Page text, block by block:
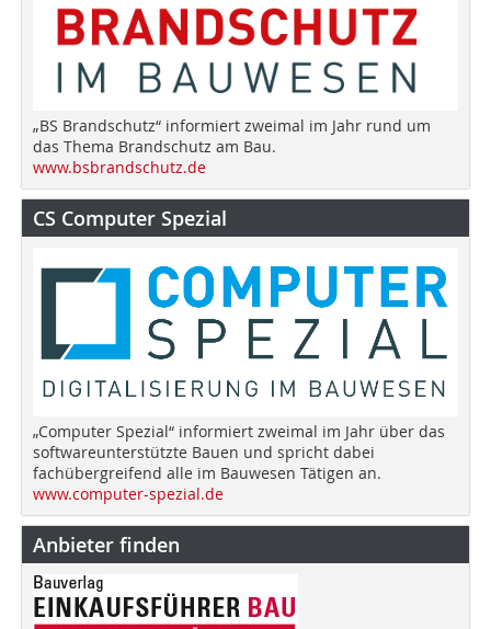
„BS Brandschutz“ informiert zweimal im Jahr rund um
das Thema Brandschutz am Bau.
www.bsbrandschutz.de
CS Computer Spezial
„Computer Spezial“ informiert zweimal im Jahr über das
softwareunterstützte Bauen und spricht dabei
fachübergreifend alle im Bauwesen Tätigen an.
www.computer-spezial.de
Anbieter finden